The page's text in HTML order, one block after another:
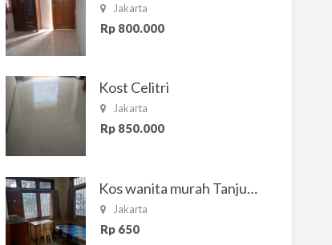
Jakarta
Rp 800.000
Kost Celitri
Jakarta
Rp 850.000
Kos wanita murah Tanjung Duren Jakarta Barat
Jakarta
Rp 650